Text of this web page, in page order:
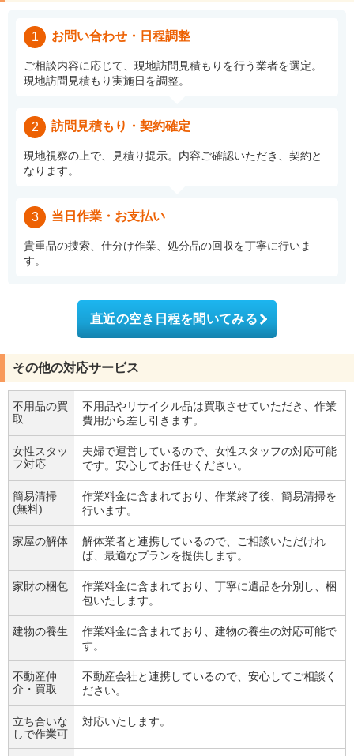
1 お問い合わせ・日程調整
ご相談内容に応じて、現地訪問見積もりを行う業者を選定。
現地訪問見積もり実施日を調整。
2 訪問見積もり・契約確定
現地視察の上で、見積り提示。内容ご確認いただき、契約と
なります。
3 当日作業・お支払い
貴重品の捜索、仕分け作業、処分品の回収を丁寧に行いま
す。
直近の空き日程を聞いてみる
その他の対応サービス
不用品の買
取
不用品やリサイクル品は買取させていただき、作業
費用から差し引きます。
女性スタッ
フ対応
夫婦で運営しているので、女性スタッフの対応可能
です。安心してお任せください。
簡易清掃
(無料)
作業料金に含まれており、作業終了後、簡易清掃を
行います。
家屋の解体
解体業者と連携しているので、ご相談いただけれ
ば、最適なプランを提供します。
家財の梱包
作業料金に含まれており、丁寧に遺品を分別し、梱
包いたします。
建物の養生
作業料金に含まれており、建物の養生の対応可能で
す。
不動産仲
介・買取
不動産会社と連携しているので、安心してご相談く
ださい。
立ち合いな
しで作業可
対応いたします。